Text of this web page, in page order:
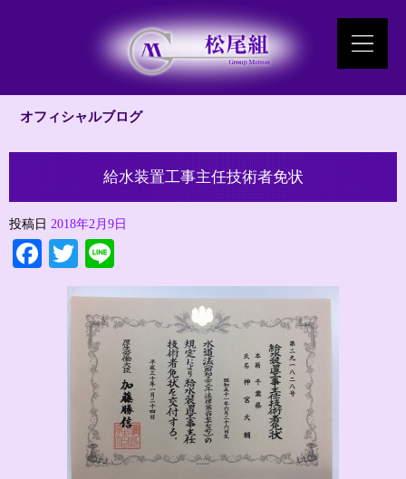
オフィシャルブログ
給水装置工事主任技術者免状
投稿日 2018年2月9日
Facebook
Twitter